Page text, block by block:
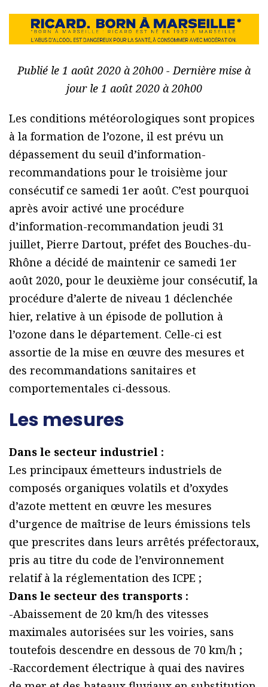
Publié le 1 août 2020 à 20h00 - Dernière mise à
jour le 1 août 2020 à 20h00
Les conditions météorologiques sont propices
à la formation de l’ozone, il est prévu un
dépassement du seuil d’information-
recommandations pour le troisième jour
consécutif ce samedi 1er août. C’est pourquoi
après avoir activé une procédure
d’information-recommandation jeudi 31
juillet, Pierre Dartout, préfet des Bouches-du-
Rhône a décidé de maintenir ce samedi 1er
août 2020, pour le deuxième jour consécutif, la
procédure d’alerte de niveau 1 déclenchée
hier, relative à un épisode de pollution à
l’ozone dans le département. Celle-ci est
assortie de la mise en œuvre des mesures et
des recommandations sanitaires et
comportementales ci-dessous.
Les mesures
Dans le secteur industriel :
Les principaux émetteurs industriels de
composés organiques volatils et d’oxydes
d’azote mettent en œuvre les mesures
d’urgence de maîtrise de leurs émissions tels
que prescrites dans leurs arrêtés préfectoraux,
pris au titre du code de l’environnement
relatif à la réglementation des ICPE ;
Dans le secteur des transports :
-Abaissement de 20 km/h des vitesses
maximales autorisées sur les voiries, sans
toutefois descendre en dessous de 70 km/h ;
-Raccordement électrique à quai des navires